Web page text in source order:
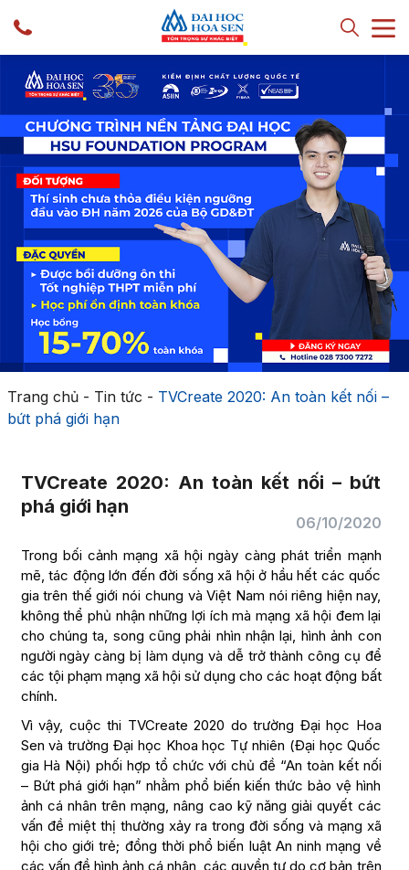
Trang chủ- Tin tức - TVCreate 2020: An toàn kết nối –
bứt phá giới hạn
TVCreate 2020: An toàn kết nối – bứt
phá giới hạn
06/10/2020
Trong bối cảnh mạng xã hội ngày càng phát triển mạnh
mẽ, tác động lớn đến đời sống xã hội ở hầu hết các quốc
gia trên thế giới nói chung và Việt Nam nói riêng hiện nay,
không thể phủ nhận những lợi ích mà mạng xã hội đem lại
cho chúng ta, song cũng phải nhìn nhận lại, hình ảnh con
người ngày càng bị làm dụng và dễ trở thành công cụ để
các tội phạm mạng xã hội sử dụng cho các hoạt động bất
chính.
Vì vậy, cuộc thi TVCreate 2020 do trường Đại học Hoa
Sen và trường Đại học Khoa học Tự nhiên (Đại học Quốc
gia Hà Nội) phối hợp tổ chức với chủ đề “An toàn kết nối
– Bứt phá giới hạn” nhằm phổ biến kiến thức bảo vệ hình
ảnh cá nhân trên mạng, nâng cao kỹ năng giải quyết các
vấn đề miệt thị thường xảy ra trong đời sống và mạng xã
hội cho giới trẻ; đồng thời phổ biến luật An ninh mạng về
các vấn đề hình ảnh cá nhân, các quyền tự do cơ bản trên